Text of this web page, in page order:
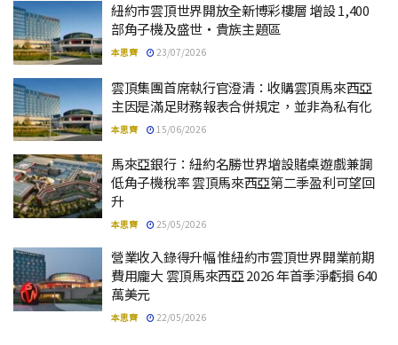
紐約市雲頂世界開放全新博彩樓層 增設 1,400
部角子機及盛世・貴族主題區
本思齊 23/07/2026
雲頂集團首席執行官澄清：收購雲頂馬來西亞
主因是滿足財務報表合併規定，並非為私有化
本思齊 15/06/2026
馬來亞銀行：紐約名勝世界增設賭桌遊戲兼調
低角子機稅率 雲頂馬來西亞第二季盈利可望回
升
本思齊 25/05/2026
營業收入錄得升幅 惟紐約市雲頂世界開業前期
費用龐大 雲頂馬來西亞 2026 年首季淨虧損 640
萬美元
本思齊 22/05/2026